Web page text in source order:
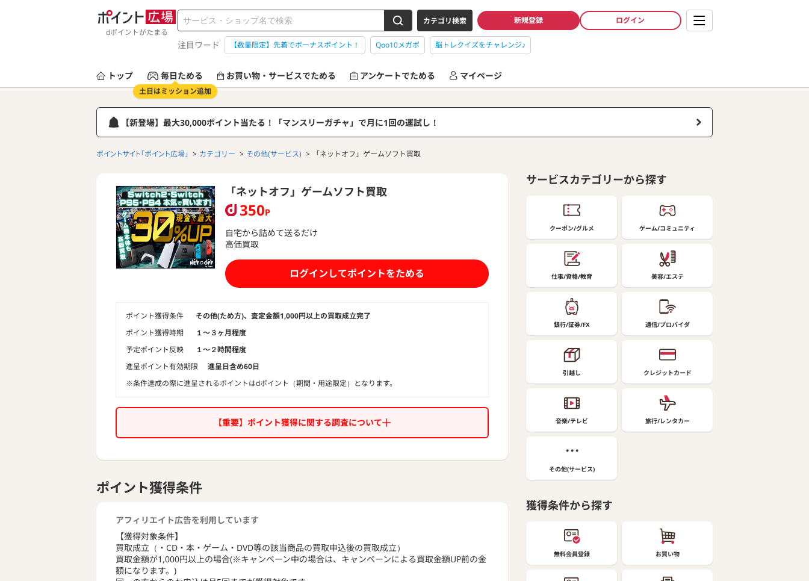
dポイントがたまる
カテゴリ検索 新規登録 ログイン
注目ワード 【数量限定】先着でボーナスポイント！ Qoo10メガポ 脳トレクイズをチャレンジ♪
トップ 毎日ためる
土日はミッション追加
お買い物・サービスでためる アンケートでためる マイページ
【新登場】最大30,000ポイント当たる！「マンスリーガチャ」で月に1回の運試し！
ポイントサイト「ポイント広場」 カテゴリー その他(サービス) 「ネットオフ」ゲームソフト買取
「ネットオフ」ゲームソフト買取
350P
自宅から詰めて送るだけ
高価買取
ログインしてポイントをためる
ポイント獲得条件
その他(ため方)、査定金額1,000円以上の買取成立完了
ポイント獲得時期
１〜３ヶ月程度
予定ポイント反映
１〜２時間程度
進呈ポイント有効期限
進呈日含め60日
※条件達成の際に進呈されるポイントはdポイント（期間・用途限定）となります。
【重要】ポイント獲得に関する調査について
ポイント獲得条件
アフィリエイト広告を利用しています
【獲得対象条件】
買取成立（・CD・本・ゲーム・DVD等の該当商品の買取申込後の買取成立）
買取金額が1,000円以上の場合(※キャンペーン中の場合は、キャンペーンによる買取金額UP前の金
額になります。)
サービスカテゴリーから探す
クーポン/グルメ ゲーム/コミュニティ
仕事/資格/教育 美容/エステ
銀行/証券/FX 通信/プロバイダ
引越し クレジットカード
音楽/テレビ 旅行/レンタカー
その他(サービス)
獲得条件から探す
無料会員登録 お買い物